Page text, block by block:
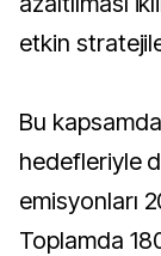
etkin
Bu
hedefleriyle
emisyonları
Toplamda